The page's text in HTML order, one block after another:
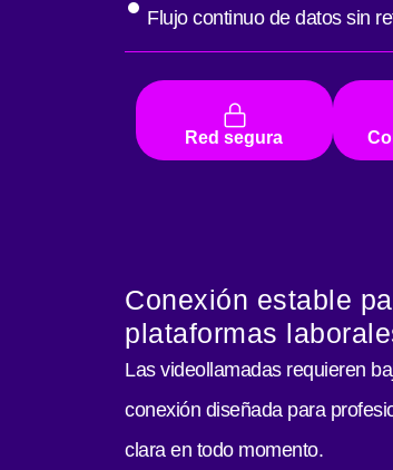
Flujo continuo de datos sin
Red segura
Conexión estable
plataformas
Las videollamadas requieren
conexión diseñada para
clara en todo momento.